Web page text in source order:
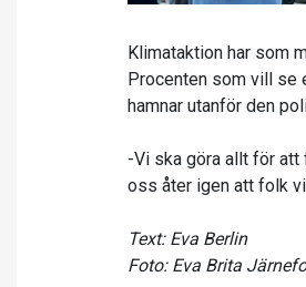
Klimataktion har som
Procenten som vill se
hamnar utanför den
-Vi ska göra allt för
oss åter igen att folk
Text: Eva Berlin
Foto: Eva Brita